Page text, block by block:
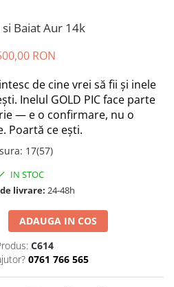
si Baiat Aur 14k
RON
de cine vrei să fii și inele
Inelul GOLD PIC face parte
— e o confirmare, nu o
Poartă ce ești.
: 17(57)
IN STOC
livrare: 24-48h
ADAUGA IN COS
C614
0761 766 565